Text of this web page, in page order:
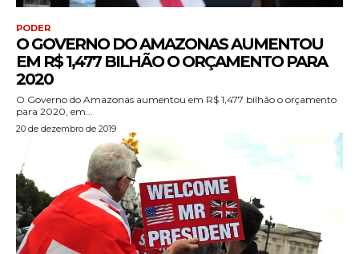
PODER
O GOVERNO DO AMAZONAS AUMENTOU
EM R$ 1,477 BILHÃO O ORÇAMENTO PARA
2020
O Governo do Amazonas aumentou em R$ 1,477 bilhão o orçamento
para 2020, em...
20 de dezembro de 2019